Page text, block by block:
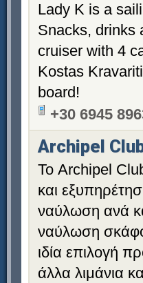
Lady K is a
Snacks, drinks
cruiser with 4
Kostas
board!
+30 6945
Archipel
Το Archipel
και
ναύλωση ανά
ναύλωση
ιδία επιλογή
άλλα λιμάνια